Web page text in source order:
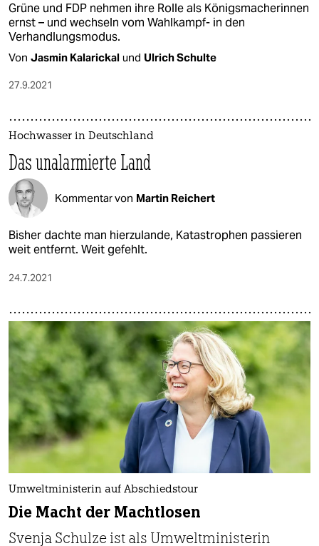
Grüne und FDP nehmen ihre Rolle als Königsmacherinnen
ernst – und wechseln vom Wahlkampf- in den
Verhandlungsmodus.
Von Jasmin Kalarickal und Ulrich Schulte
27.9.2021
Hochwasser in Deutschland
Das unalarmierte Land
Kommentar von Martin Reichert
Bisher dachte man hierzulande, Katastrophen passieren
weit entfernt. Weit gefehlt.
24.7.2021
Umweltministerin auf Abschiedstour
Die Macht der Machtlosen
Svenja Schulze ist als Umweltministerin